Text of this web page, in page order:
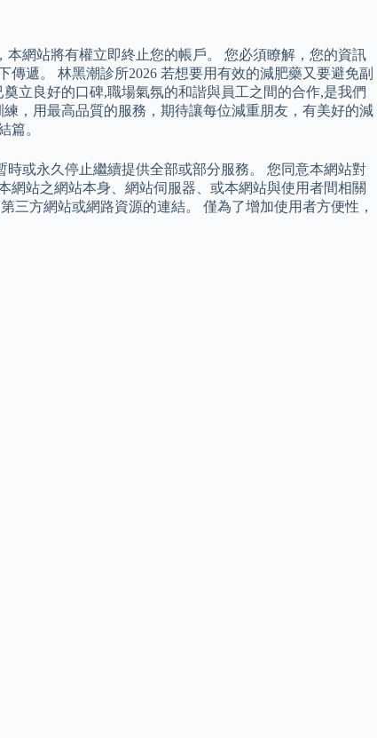
網站將有權立即終止您的帳戶。 您必須瞭解，您的資訊
遞。 林黑潮診所2026 若想要用有效的減肥藥又要避免副
立良好的口碑,職場氣氛的和諧與員工之間的合作,是我們
，用最高品質的服務，期待讓每位減重朋友，有美好的減
篇。
或永久停止繼續提供全部或部分服務。 您同意本網站對
站之網站本身、網站伺服器、或本網站與使用者間相關
方網站或網路資源的連結。 僅為了增加使用者方便性，